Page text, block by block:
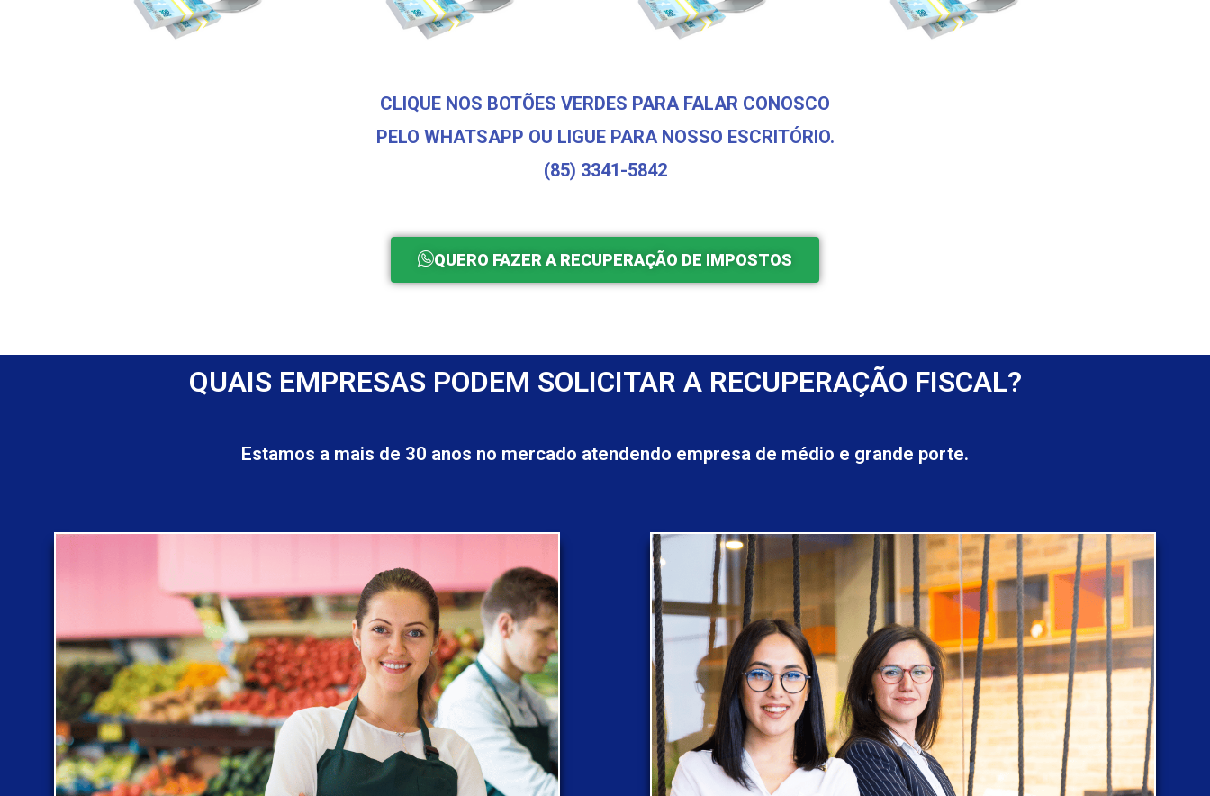
CLIQUE NOS BOTÕES VERDES PARA FALAR CONOSCO
PELO WHATSAPP OU LIGUE PARA NOSSO ESCRITÓRIO.
(85) 3341-5842
QUERO FAZER A RECUPERAÇÃO DE IMPOSTOS
QUAIS EMPRESAS PODEM SOLICITAR A RECUPERAÇÃO FISCAL?
Estamos a mais de 30 anos no mercado atendendo empresa de médio e grande porte.